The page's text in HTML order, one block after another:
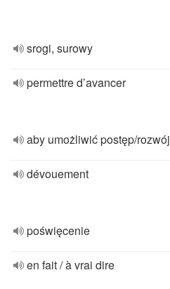
srogi, surowy
permettre d’avancer
aby umożliwić postęp/rozwój
dévouement
poświęcenie
en fait / à vrai dire